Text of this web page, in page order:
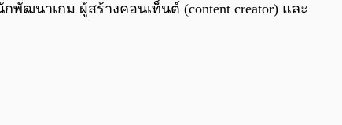
พัฒนาเกม ผู้สร้างคอนเท็นต์ (content creator) และ